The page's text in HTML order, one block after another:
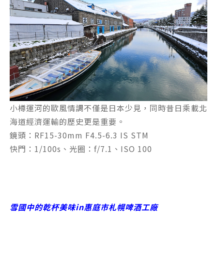
小樽運河的歐風情調不僅是日本少見，同時昔日乘載北
海道經濟運輸的歷史更是重要。
鏡頭：RF15-30mm F4.5-6.3 IS STM
快門：1/100s、光圈：f/7.1、ISO 100
雪國中的乾杯美味in惠庭市札幌啤酒工廠